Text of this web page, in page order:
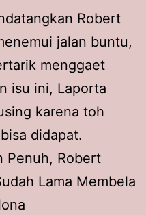
Robert
jalan buntu,
menggaet
isu ini, Laporta
karena toh
didapat.